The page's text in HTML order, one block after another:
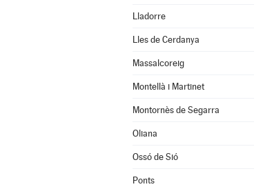
Lladorre
Lles de Cerdanya
Massalcoreig
Montellà i Martinet
Montornès de Segarra
Oliana
Ossó de Sió
Ponts